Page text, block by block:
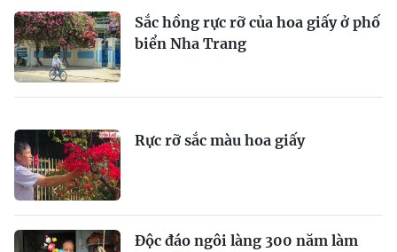
Sắc hồng rực rỡ của hoa giấy ở phố
biển Nha Trang
Rực rỡ sắc màu hoa giấy
Độc đáo ngôi làng 300 năm làm